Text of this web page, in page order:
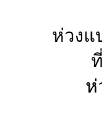
ห่วงแ
ห่